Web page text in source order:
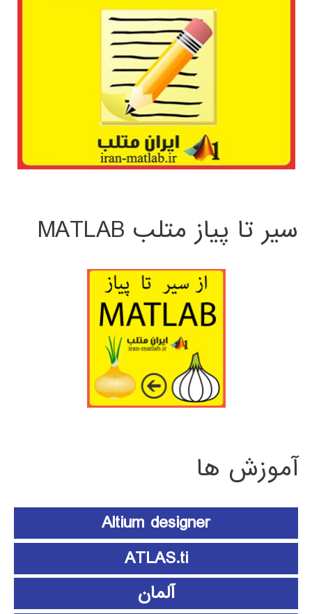
سیر تا پیاز متلب MATLAB
آموزش ها
Altium designer
ATLAS.ti
آلمان